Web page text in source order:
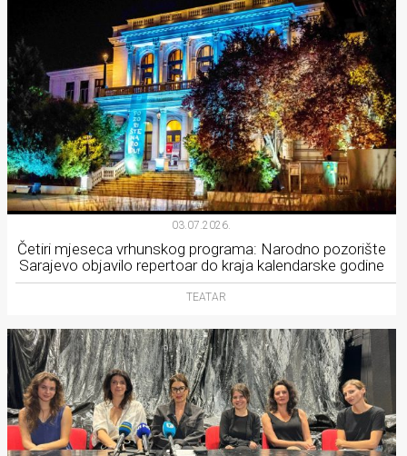
03.07.2026.
Četiri mjeseca vrhunskog programa: Narodno pozorište
Sarajevo objavilo repertoar do kraja kalendarske godine
TEATAR